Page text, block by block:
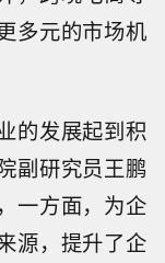
多元的市场机
的发展起到积
副研究员王鹏
一方面，为企
源，提升了企